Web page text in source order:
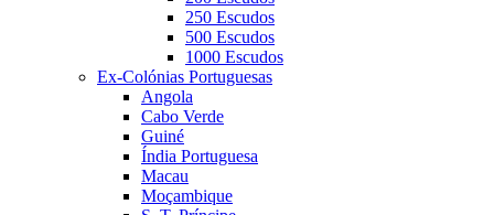
250 Escudos
500 Escudos
1000 Escudos
Ex-Colónias Portuguesas
Angola
Cabo Verde
Guiné
Índia Portuguesa
Macau
Moçambique